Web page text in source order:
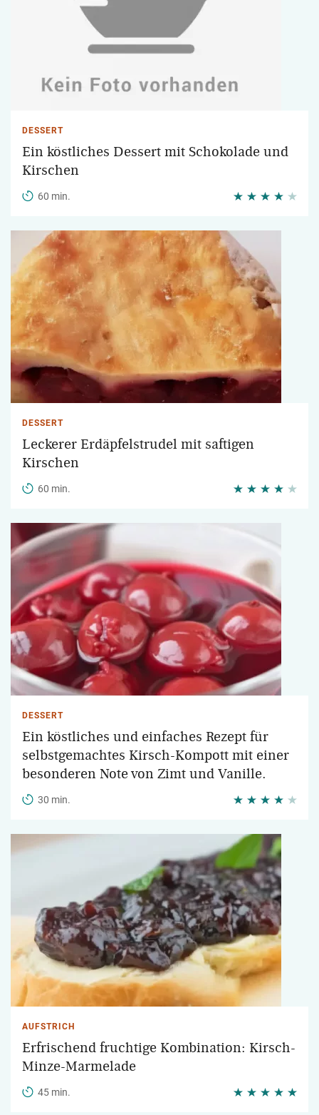
DESSERT
Ein köstliches Dessert mit Schokolade und
Kirschen
60 min.
DESSERT
Leckerer Erdäpfelstrudel mit saftigen
Kirschen
60 min.
DESSERT
Ein köstliches und einfaches Rezept für
selbstgemachtes Kirsch-Kompott mit einer
besonderen Note von Zimt und Vanille.
30 min.
AUFSTRICH
Erfrischend fruchtige Kombination: Kirsch-
Minze-Marmelade
45 min.